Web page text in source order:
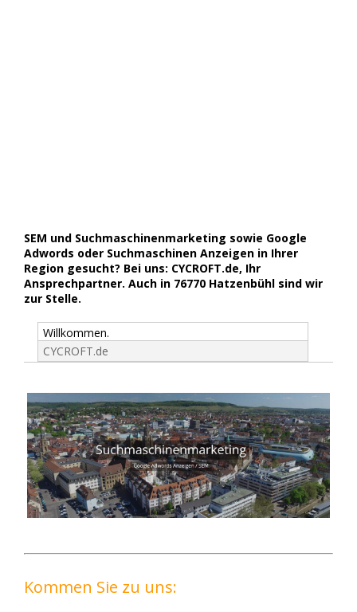
SEM und Suchmaschinenmarketing sowie Google
Adwords oder Suchmaschinen Anzeigen in Ihrer
Region gesucht? Bei uns: CYCROFT.de, Ihr
Ansprechpartner. Auch in 76770 Hatzenbühl sind wir
zur Stelle.
Willkommen.
CYCROFT.de
Kommen Sie zu uns: